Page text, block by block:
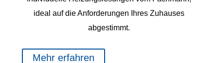
ideal auf die Anforderungen Ihres Zuhauses
abgestimmt.
Mehr erfahren